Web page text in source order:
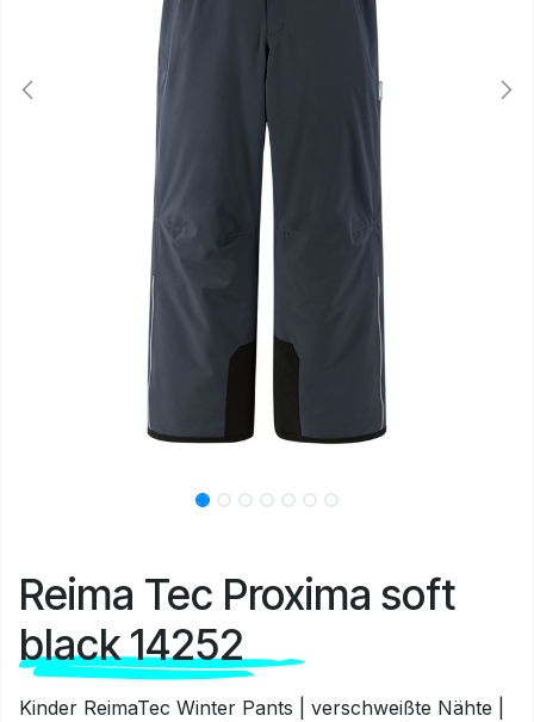
Reima Tec Proxima soft
black 14252
Kinder ReimaTec Winter Pants | verschweißte Nähte |